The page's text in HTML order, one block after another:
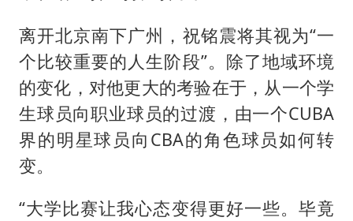
离开北京南下广州，祝铭震将其视为“一
个比较重要的人生阶段”。除了地域环境
的变化，对他更大的考验在于，从一个学
生球员向职业球员的过渡，由一个CUBA
界的明星球员向CBA的角色球员如何转
变。
“大学比赛让我心态变得更好一些。毕竟